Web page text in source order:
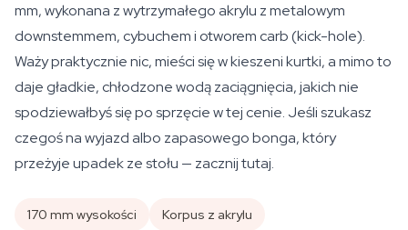
mm, wykonana z wytrzymałego akrylu z metalowym
downstemmem, cybuchem i otworem carb (kick-hole).
Waży praktycznie nic, mieści się w kieszeni kurtki, a mimo to
daje gładkie, chłodzone wodą zaciągnięcia, jakich nie
spodziewałbyś się po sprzęcie w tej cenie. Jeśli szukasz
czegoś na wyjazd albo zapasowego bonga, który
przeżyje upadek ze stołu — zacznij tutaj.
170 mm wysokości
Korpus z akrylu